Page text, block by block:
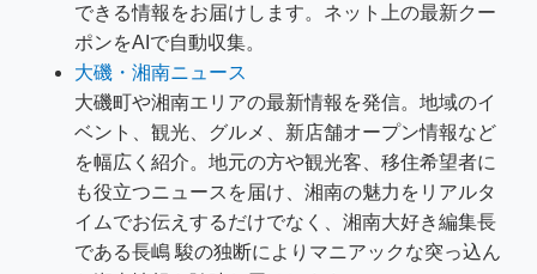
できる情報をお届けします。ネット上の最新クー
ポンをAIで自動収集。
大磯・湘南ニュース
大磯町や湘南エリアの最新情報を発信。地域のイ
ベント、観光、グルメ、新店舗オープン情報など
を幅広く紹介。地元の方や観光客、移住希望者に
も役立つニュースを届け、湘南の魅力をリアルタ
イムでお伝えするだけでなく、湘南大好き編集長
である長嶋 駿の独断によりマニアックな突っ込ん